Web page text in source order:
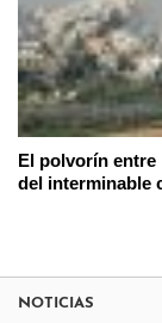
El polvorín entre
del interminable
NOTICIAS